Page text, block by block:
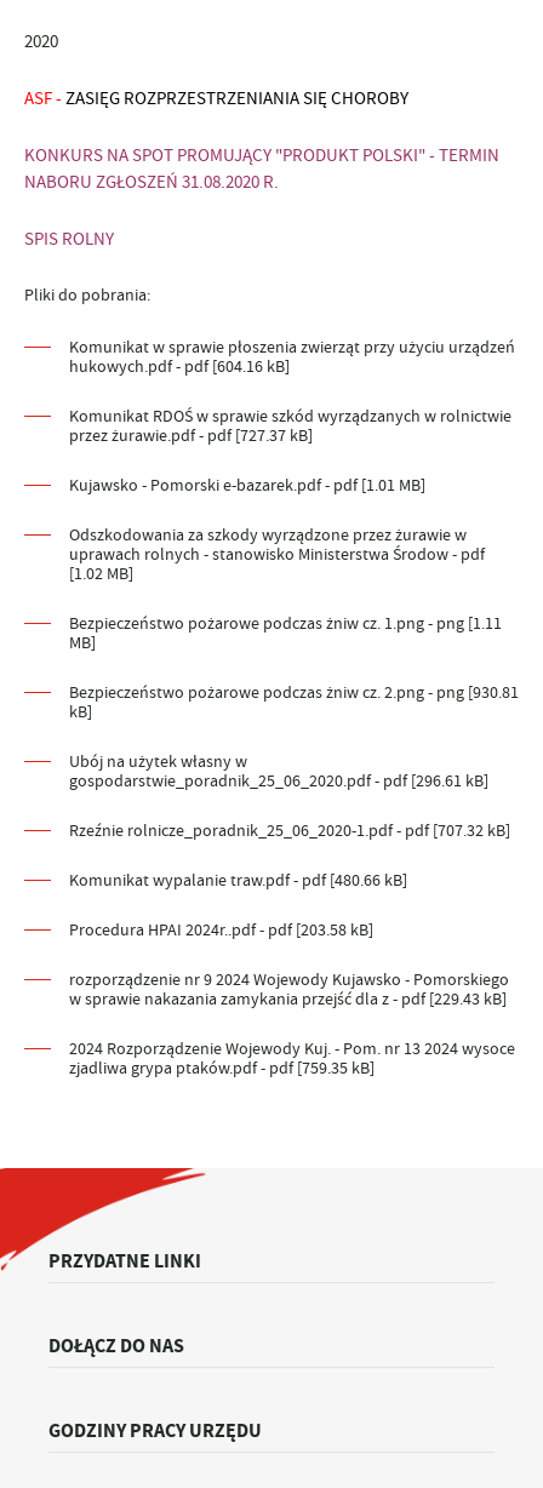
2020
ASF - ZASIĘG ROZPRZESTRZENIANIA SIĘ CHOROBY
KONKURS NA SPOT PROMUJĄCY "PRODUKT POLSKI" - TERMIN
NABORU ZGŁOSZEŃ 31.08.2020 R.
SPIS ROLNY
Pliki do pobrania:
Komunikat w sprawie płoszenia zwierząt przy użyciu urządzeń
hukowych.pdf - pdf [604.16 kB]
Komunikat RDOŚ w sprawie szkód wyrządzanych w rolnictwie
przez żurawie.pdf - pdf [727.37 kB]
Kujawsko - Pomorski e-bazarek.pdf - pdf [1.01 MB]
Odszkodowania za szkody wyrządzone przez żurawie w
uprawach rolnych - stanowisko Ministerstwa Środow - pdf
[1.02 MB]
Bezpieczeństwo pożarowe podczas żniw cz. 1.png - png [1.11
MB]
Bezpieczeństwo pożarowe podczas żniw cz. 2.png - png [930.81
kB]
Ubój na użytek własny w
gospodarstwie_poradnik_25_06_2020.pdf - pdf [296.61 kB]
Rzeźnie rolnicze_poradnik_25_06_2020-1.pdf - pdf [707.32 kB]
Komunikat wypalanie traw.pdf - pdf [480.66 kB]
Procedura HPAI 2024r..pdf - pdf [203.58 kB]
rozporządzenie nr 9 2024 Wojewody Kujawsko - Pomorskiego
w sprawie nakazania zamykania przejść dla z - pdf [229.43 kB]
2024 Rozporządzenie Wojewody Kuj. - Pom. nr 13 2024 wysoce
zjadliwa grypa ptaków.pdf - pdf [759.35 kB]
PRZYDATNE LINKI
DOŁĄCZ DO NAS
GODZINY PRACY URZĘDU